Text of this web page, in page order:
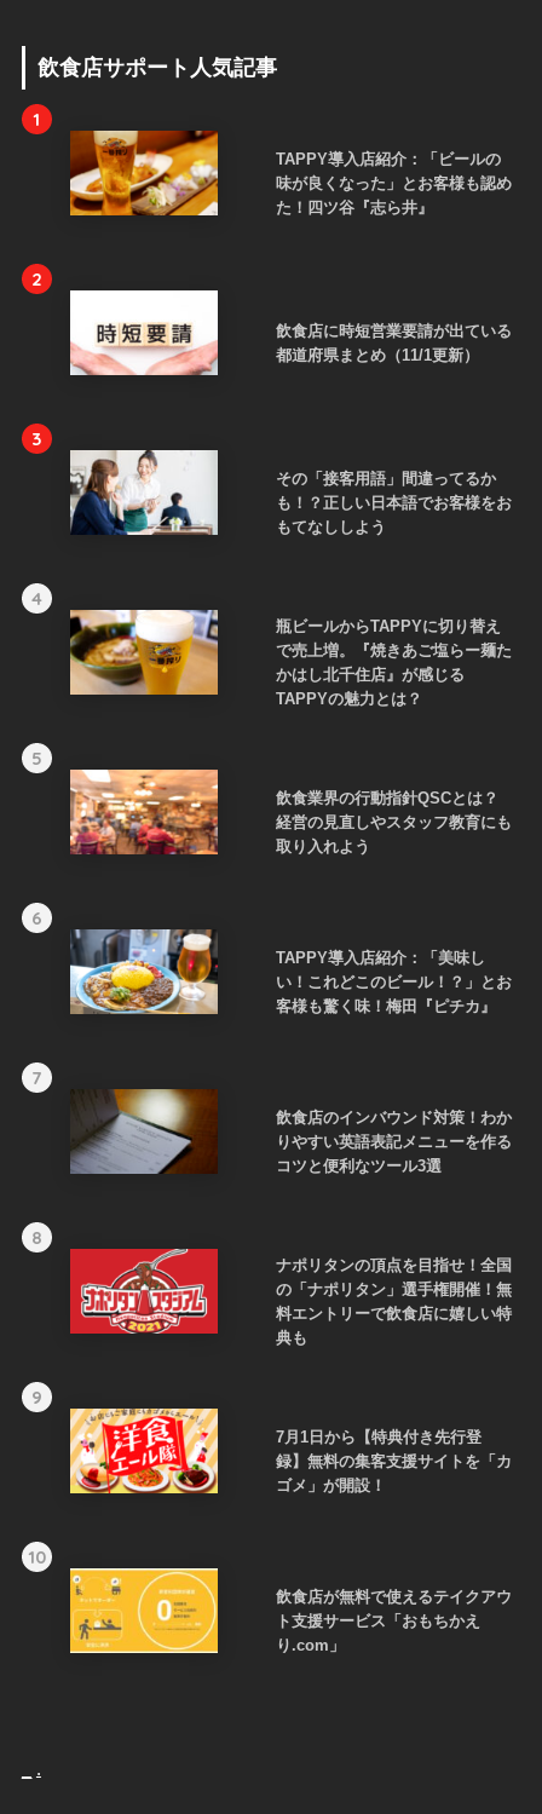
飲食店サポート人気記事
1
TAPPY導入店紹介：「ビールの
味が良くなった」とお客様も認め
た！四ツ谷『志ら井』
2
飲食店に時短営業要請が出ている
都道府県まとめ（11/1更新）
3
その「接客用語」間違ってるか
も！？正しい日本語でお客様をお
もてなししよう
4
瓶ビールからTAPPYに切り替え
で売上増。『焼きあご塩らー麺た
かはし北千住店』が感じる
TAPPYの魅力とは？
5
飲食業界の行動指針QSCとは？
経営の見直しやスタッフ教育にも
取り入れよう
6
TAPPY導入店紹介：「美味し
い！これどこのビール！？」とお
客様も驚く味！梅田『ピチカ』
7
飲食店のインバウンド対策！わか
りやすい英語表記メニューを作る
コツと便利なツール3選
8
ナポリタンの頂点を目指せ！全国
の「ナポリタン」選手権開催！無
料エントリーで飲食店に嬉しい特
典も
9
7月1日から【特典付き先行登
録】無料の集客支援サイトを「カ
ゴメ」が開設！
10
飲食店が無料で使えるテイクアウ
ト支援サービス「おもちかえ
り.com」
.